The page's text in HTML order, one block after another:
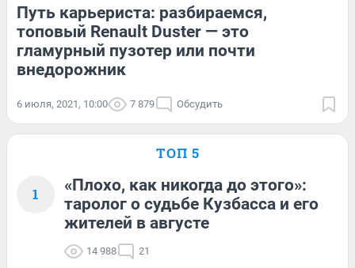
Путь карьериста: разбираемся,
топовый Renault Duster — это
гламурный пузотер или почти
внедорожник
6 июля, 2021, 10:00 7 879 Обсудить
ТОП 5
1
«Плохо, как никогда до этого»:
таролог о судьбе Кузбасса и его
жителей в августе
14 988 21